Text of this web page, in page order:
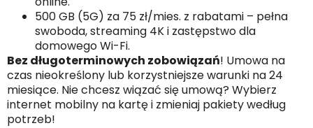
500 GB (5G) za 75 zł/mies. z rabatami – pełna
swoboda, streaming 4K i zastępstwo dla
domowego Wi-Fi.
Bez długoterminowych zobowiązań! Umowa na
czas nieokreślony lub korzystniejsze warunki na 24
miesiące. Nie chcesz wiązać się umową? Wybierz
internet mobilny na kartę i zmieniaj pakiety według
potrzeb!